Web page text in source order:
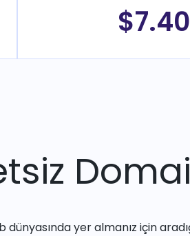
$7.40
dünyasında yer almanız için